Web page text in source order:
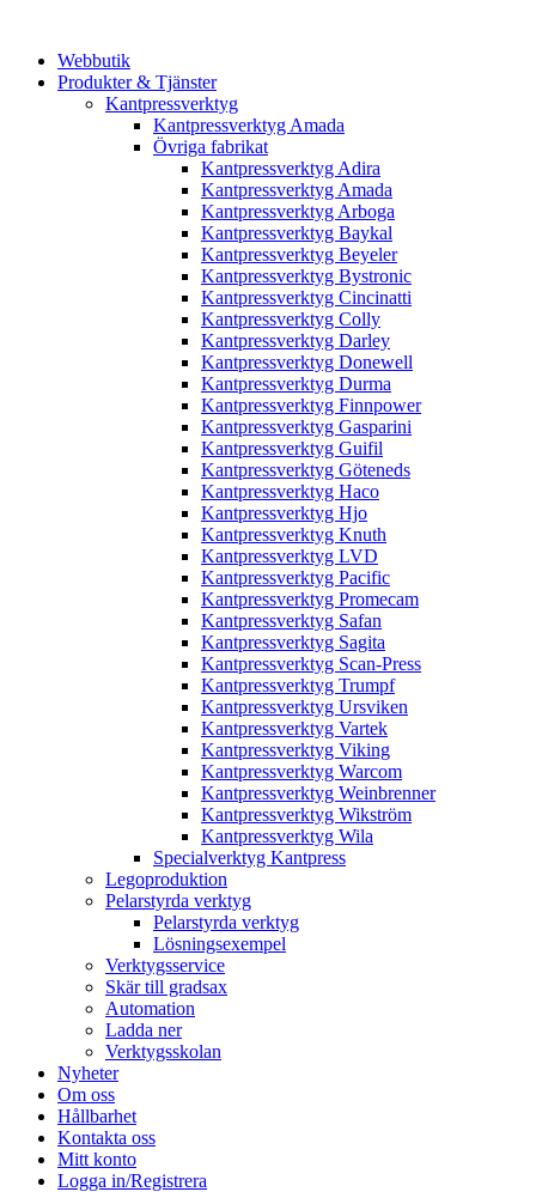
Webbutik
Produkter & Tjänster
Kantpressverktyg
Kantpressverktyg Amada
Övriga fabrikat
Kantpressverktyg Adira
Kantpressverktyg Amada
Kantpressverktyg Arboga
Kantpressverktyg Baykal
Kantpressverktyg Beyeler
Kantpressverktyg Bystronic
Kantpressverktyg Cincinatti
Kantpressverktyg Colly
Kantpressverktyg Darley
Kantpressverktyg Donewell
Kantpressverktyg Durma
Kantpressverktyg Finnpower
Kantpressverktyg Gasparini
Kantpressverktyg Guifil
Kantpressverktyg Göteneds
Kantpressverktyg Haco
Kantpressverktyg Hjo
Kantpressverktyg Knuth
Kantpressverktyg LVD
Kantpressverktyg Pacific
Kantpressverktyg Promecam
Kantpressverktyg Safan
Kantpressverktyg Sagita
Kantpressverktyg Scan-Press
Kantpressverktyg Trumpf
Kantpressverktyg Ursviken
Kantpressverktyg Vartek
Kantpressverktyg Viking
Kantpressverktyg Warcom
Kantpressverktyg Weinbrenner
Kantpressverktyg Wikström
Kantpressverktyg Wila
Specialverktyg Kantpress
Legoproduktion
Pelarstyrda verktyg
Pelarstyrda verktyg
Lösningsexempel
Verktygsservice
Skär till gradsax
Automation
Ladda ner
Verktygsskolan
Nyheter
Om oss
Hållbarhet
Kontakta oss
Mitt konto
Logga in/Registrera